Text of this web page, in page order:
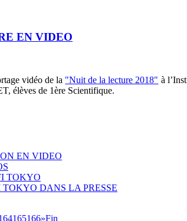
EN VIDEO
vidéo de la "Nuit de la lecture 2018" à
élèves de 1ère Scientifique.
EN VIDEO
TOKYO
DANS LA PRESSE
165166»Fin